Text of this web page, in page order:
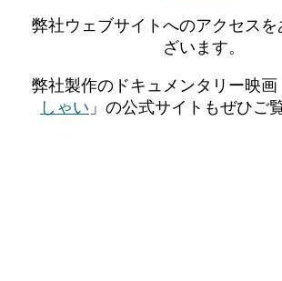
弊社ウェブサイトへのアクセス
ざいます。
弊社製作のドキュメンタリー映画
しゃい 」の公式サイトもぜひご